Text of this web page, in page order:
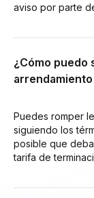
aviso por parte
¿Cómo puedo
Puedes romper
siguiendo los
posible que
tarifa de